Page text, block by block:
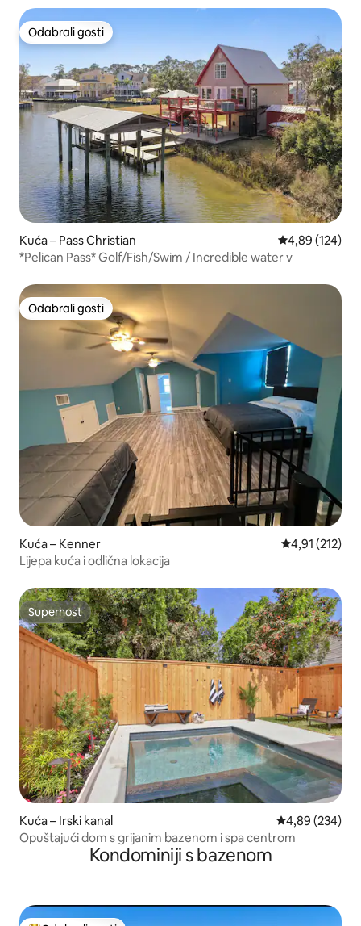
Odabrali gosti
Odabrali gosti
Kuća – Pass Christian Prosječna
4,89 (124)
*Pelican Pass* Golf/Fish/Swim / Incredible water v
Odabrali gosti
Odabrali gosti
Kuća – Kenner Prosječna
4,91 (212)
Lijepa kuća i odlična lokacija
Superhost
Superhost
Kuća – Irski kanal Prosječna
4,89 (234)
Opuštajući dom s grijanim bazenom i spa centrom
Kondominiji s bazenom